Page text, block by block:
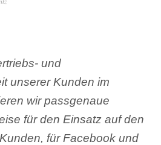
und
unserer Kunden im
wir passgenaue
für den Einsatz auf den
für Facebook und